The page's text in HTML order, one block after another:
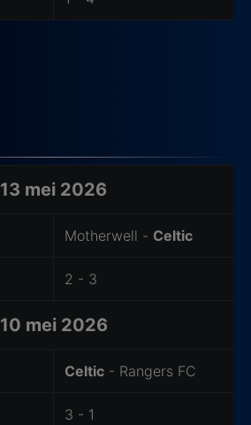
13 mei 2026
Motherwell - Celtic
2 - 3
10 mei 2026
Celtic - Rangers FC
3 - 1